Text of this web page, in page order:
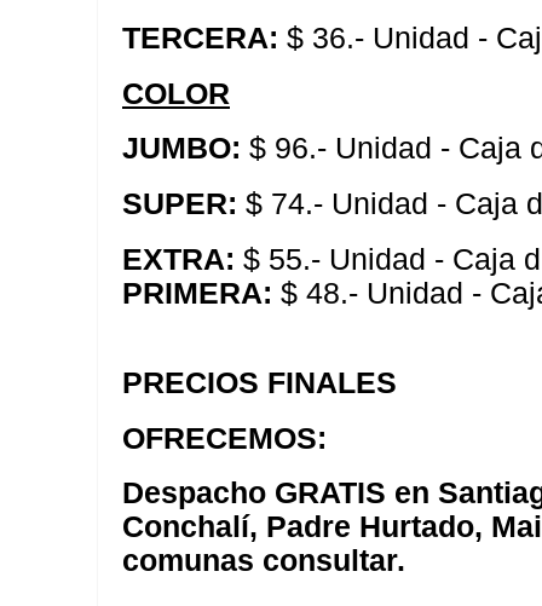
TERCERA: $ 36.- Unidad -
COLOR
JUMBO: $ 96.- Unidad - Caja
SUPER: $ 74.- Unidad - Caja
EXTRA: $ 55.- Unidad - Caja
PRIMERA: $ 48.- Unidad -
PRECIOS FINALES
OFRECEMOS:
Despacho GRATIS en
Conchalí, Padre Hurtado,
comunas consultar.